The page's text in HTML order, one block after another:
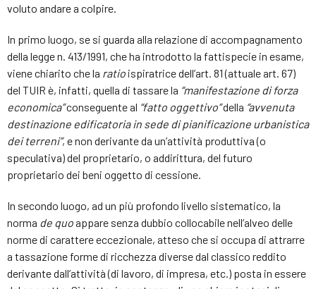
voluto andare a colpire.
In primo luogo, se si guarda alla relazione di accompagnamento
della legge n. 413/1991, che ha introdotto la fattispecie in esame,
viene chiarito che la ratio ispiratrice dell’art. 81 (attuale art. 67)
del TUIR è, infatti, quella di tassare la “manifestazione di forza
economica”conseguente al “fatto oggettivo”della “avvenuta
destinazione edificatoria in sede di pianificazione urbanistica
dei terreni”, e non derivante da un’attività produttiva (o
speculativa) del proprietario, o addirittura, del futuro
proprietario dei beni oggetto di cessione.
In secondo luogo, ad un più profondo livello sistematico, la
norma de quoappare senza dubbio collocabile nell’alveo delle
norme di carattere eccezionale, atteso che si occupa di attrarre
a tassazione forme di ricchezza diverse dal classico reddito
derivante dall’attività (di lavoro, di impresa, etc.) posta in essere